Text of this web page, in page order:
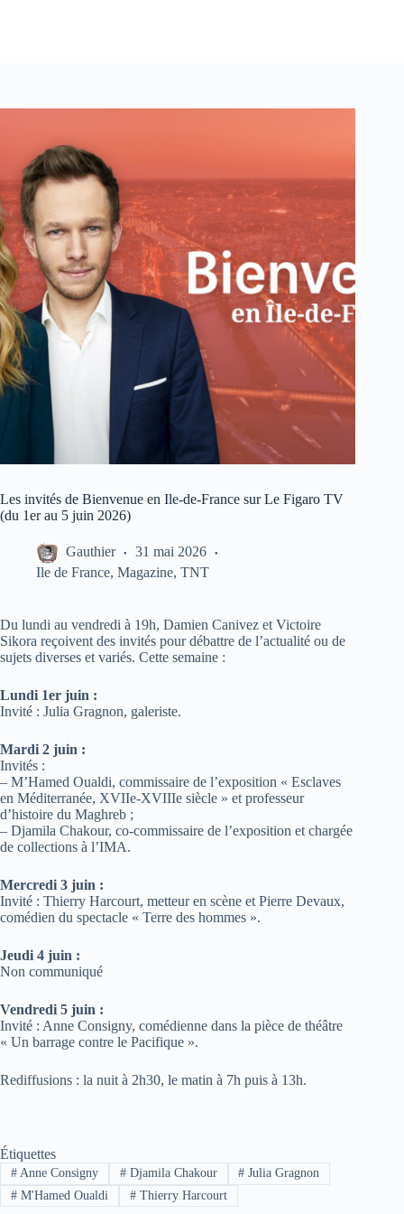
Les invités de Bienvenue en Ile-de-France sur Le Figaro TV
(du 1er au 5 juin 2026)
Gauthier
31 mai 2026
Ile de France, Magazine, TNT
Du lundi au vendredi à 19h, Damien Canivez et Victoire
Sikora reçoivent des invités pour débattre de l’actualité ou de
sujets diverses et variés. Cette semaine :
Lundi 1er juin :
Invité : Julia Gragnon, galeriste.
Mardi 2 juin :
Invités :
– M’Hamed Oualdi, commissaire de l’exposition « Esclaves
en Méditerranée, XVIIe-XVIIIe siècle » et professeur
d’histoire du Maghreb ;
– Djamila Chakour, co-commissaire de l’exposition et chargée
de collections à l’IMA.
Mercredi 3 juin :
Invité : Thierry Harcourt, metteur en scène et Pierre Devaux,
comédien du spectacle « Terre des hommes ».
Jeudi 4 juin :
Non communiqué
Vendredi 5 juin :
Invité : Anne Consigny, comédienne dans la pièce de théâtre
« Un barrage contre le Pacifique ».
Rediffusions : la nuit à 2h30, le matin à 7h puis à 13h.
Étiquettes
#Anne Consigny #Djamila Chakour # Julia Gragnon
#M'Hamed Oualdi #Thierry Harcourt